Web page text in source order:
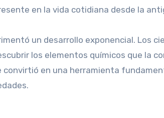
en la vida cotidiana desde la
un desarrollo exponencial. Los
los elementos químicos que la
convirtió en una herramienta